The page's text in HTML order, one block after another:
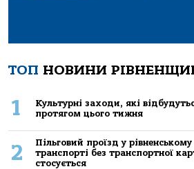
ТОП НОВИНИ
1
Культурні заходи, які
протягом цього тижня
2
Пільговий проїзд у
транспорті без транспортної
стосується